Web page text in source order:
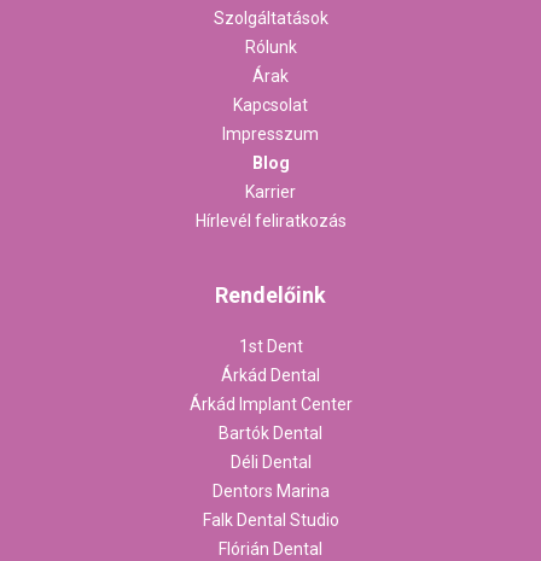
Szolgáltatások
Rólunk
Árak
Kapcsolat
Impresszum
Blog
Karrier
Hírlevél feliratkozás
Rendelőink
1st Dent
Árkád Dental
Árkád Implant Center
Bartók Dental
Déli Dental
Dentors Marina
Falk Dental Studio
Flórián Dental